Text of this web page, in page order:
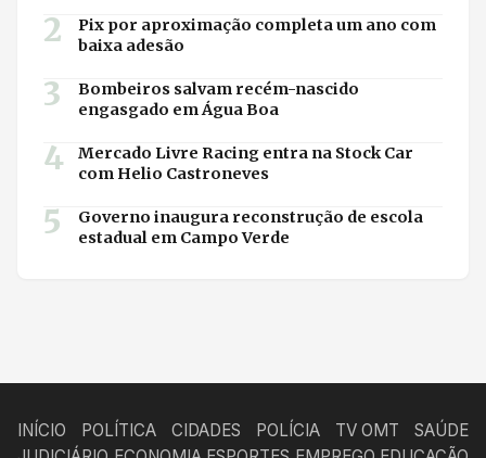
2
Pix por aproximação completa um ano com
baixa adesão
3
Bombeiros salvam recém-nascido
engasgado em Água Boa
4
Mercado Livre Racing entra na Stock Car
com Helio Castroneves
5
Governo inaugura reconstrução de escola
estadual em Campo Verde
INÍCIO POLÍTICA CIDADES POLÍCIA TV OMT
SAÚDE